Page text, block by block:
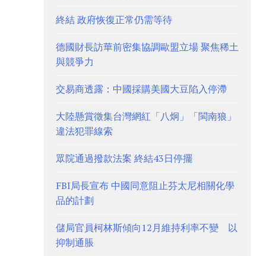
終結 政府恢復正常仍需等待
德國財長訪華前密集協調歐盟立場 聚焦稀土
與競爭力
交易商透露：中國採購美國大豆陷入停滯
大陸懸賞徵集台灣網紅「八炯」「閩南狼」
違法犯罪線索
眾院通過撥款法案 終結43日停擺
FBI局長宣布 中國同意阻止芬太尼相關化學
品的計劃
儲局官員柯林斯傾向12月維持利率不變 以
抑制通脹